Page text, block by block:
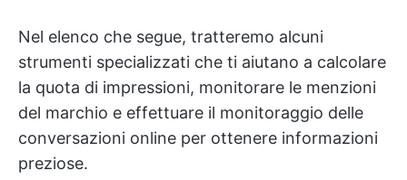
Nel elenco che segue, tratteremo alcuni
strumenti specializzati che ti aiutano a calcolare
la quota di impressioni, monitorare le menzioni
del marchio e effettuare il monitoraggio delle
conversazioni online per ottenere informazioni
preziose.